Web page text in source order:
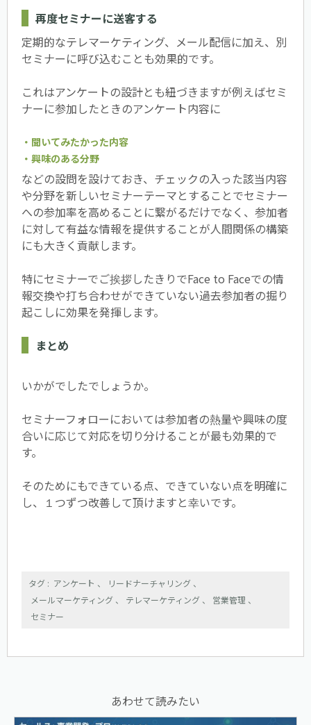
再度セミナーに送客する
定期的なテレマーケティング、メール配信に加え、別
セミナーに呼び込むことも効果的です。
これはアンケートの設計とも紐づきますが例えばセミ
ナーに参加したときのアンケート内容に
・聞いてみたかった内容
・興味のある分野
などの設問を設けておき、チェックの入った該当内容
や分野を新しいセミナーテーマとすることでセミナー
への参加率を高めることに繋がるだけでなく、参加者
に対して有益な情報を提供することが人間関係の構築
にも大きく貢献します。
特にセミナーでご挨拶したきりでFace to Faceでの情
報交換や打ち合わせができていない過去参加者の掘り
起こしに効果を発揮します。
まとめ
いかがでしたでしょうか。
セミナーフォローにおいては参加者の熱量や興味の度
合いに応じて対応を切り分けることが最も効果的で
す。
そのためにもできている点、できていない点を明確に
し、１つずつ改善して頂けますと幸いです。
アンケート 、 リードナーチャリング 、
メールマーケティング 、 テレマーケティング 、 営業管理 、
セミナー
あわせて読みたい